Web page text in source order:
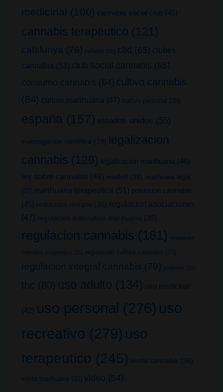
medicinal (100) cannabis social club (45)
cannabis terapeutico (121)
catalunya (76) cañamo (26) cbd (65) clubes
cannabis (53) club social cannabis (65)
consumo cannabis (64) cultivo cannabis
(84) cultivo marihuana (47) cultivo personal (35)
españa (157) estados unidos (55)
investigacion cientifica (39)
legalizacion
cannabis (129) legalizacion marihuana (46)
ley sobre cannabis (49) madrid (38)
marihuana legal
(32)
marihuana terapeutica (51) posesion cannabis
(45) reduccion riesgos (38)
regulacion asociaciones
(47) regulacion autocultivo marihuana (39)
regulacion cannabis (181) regulacion
cannabis terapeutico (25) regulacion cultivo cannabis (33)
regulacion integral cannabis (79) terpenos (25)
thc (80) uso adulto (134) uso medicinal
(42) uso personal (276) uso
recreativo (279) uso
terapeutico (245) venta cannabis (38)
venta marihuana (32) video (64)